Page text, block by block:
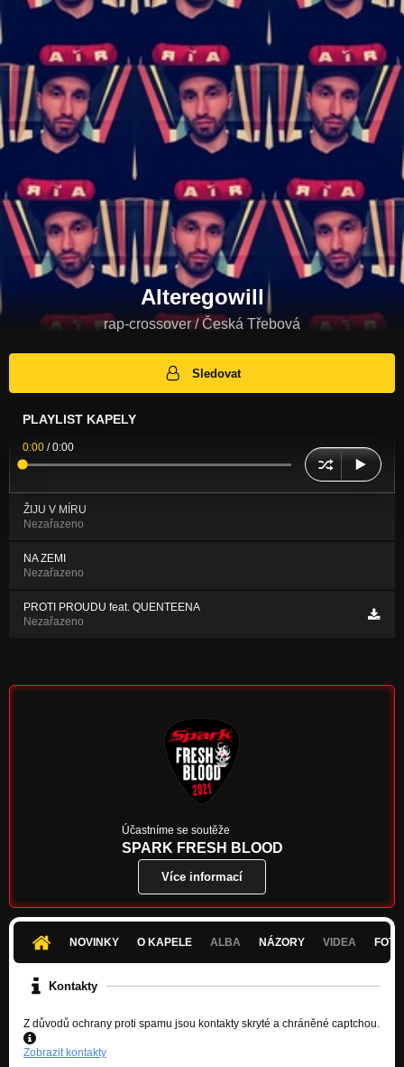
Alteregowill
rap-crossover / Česká Třebová
Sledovat
PLAYLIST KAPELY
0:00 /0:00
ŽIJU V MÍRU
Nezařazeno
NA ZEMI
Nezařazeno
PROTI PROUDU feat. QUENTEENA
Nezařazeno
Účastníme se soutěže
SPARK FRESH BLOOD
Více informací
NOVINKY O KAPELE ALBA NÁZORY VIDEA
Kontakty
Z důvodů ochrany proti spamu jsou kontakty skryté a chráněné captchou.
Zobrazit kontakty